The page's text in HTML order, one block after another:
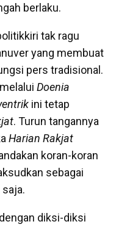
berlaku.
tak ragu
yang membuat
pers tradisional.
Doenia
ini tetap
. Turun tangannya
Harian Rakjat
koran-koran
sebagai
diksi-diksi